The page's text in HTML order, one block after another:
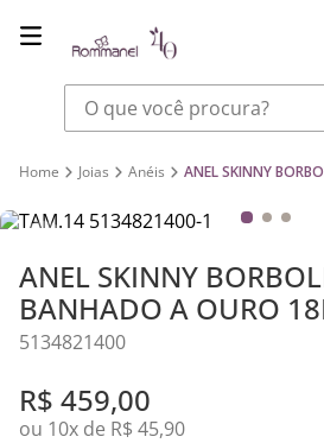
O que você procura?
Joias Anéis ANEL SKINNY
ANEL SKINNY
BANHADO A OURO
5134821400
R$ 459,00
ou 10x de R$ 45,90